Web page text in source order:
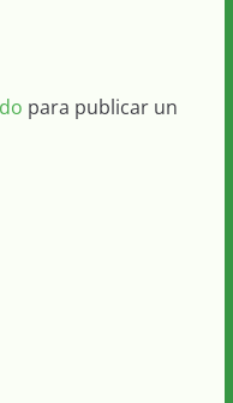
para publicar un